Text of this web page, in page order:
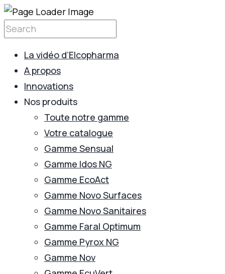
La vidéo d’Elcopharma
A propos
Innovations
Nos produits
Toute notre gamme
Votre catalogue
Gamme Sensual
Gamme Idos NG
Gamme EcoAct
Gamme Novo Surfaces
Gamme Novo Sanitaires
Gamme Faral Optimum
Gamme Pyrox NG
Gamme Nov